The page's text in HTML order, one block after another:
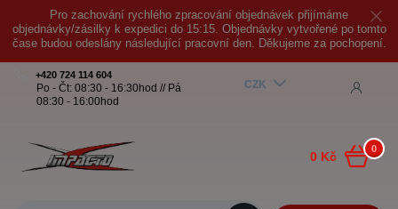
Pro zachování rychlého zpracování objednávek přijímáme
objednávky/zásilky k expedici do 15:15. Objednávky vytvořené po tomto
čase budou odeslány následující pracovní den. Děkujeme za pochopení.
CZK
+420 724 114 604
Po - Čt: 08:30 - 16:30hod // Pá
08:30 - 16:00hod
0
0 Kč